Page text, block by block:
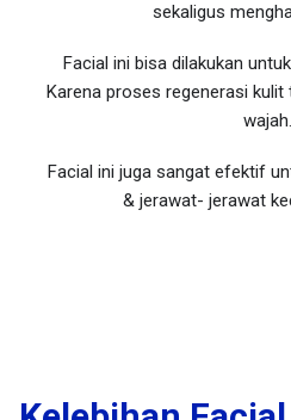
sekaligus
Facial ini bisa dilakukan
Karena proses regenerasi
wajah.
Facial ini juga sangat efektif
& jerawat- jerawat